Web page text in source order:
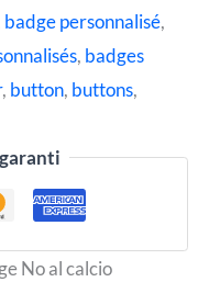
badge personnalisé,
, badges
, button, buttons,
No al calcio